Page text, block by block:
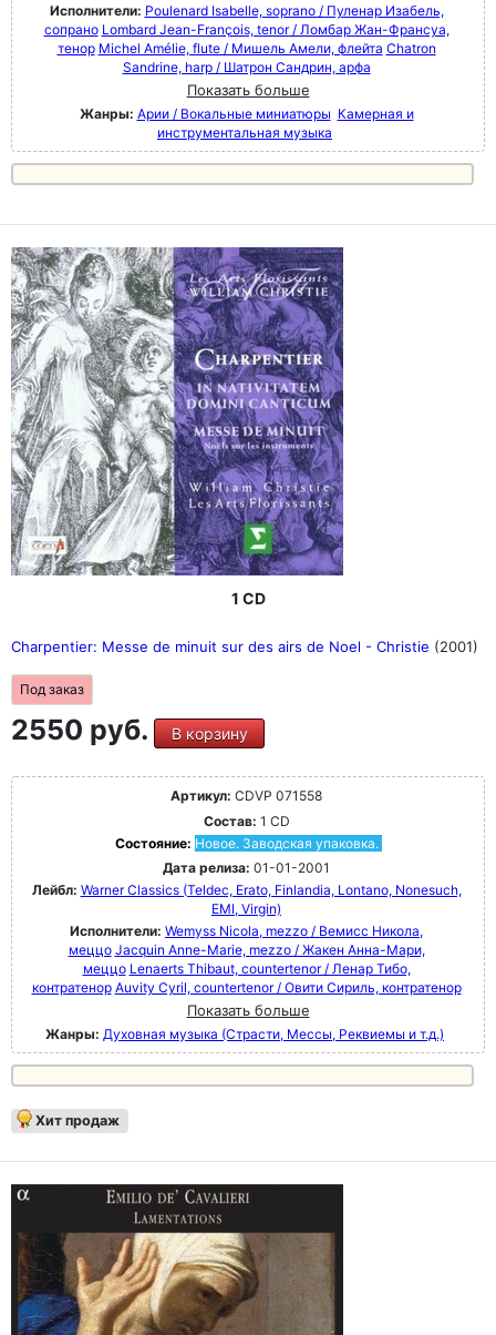
Исполнители: Poulenard Isabelle, soprano / Пуленар Изабель,
сопрано Lombard Jean-François, tenor / Ломбар Жан-Франсуа,
тенор Michel Amélie, flute / Мишель Амели, флейта Chatron
Sandrine, harp / Шатрон Сандрин, арфа
Показать больше
Жанры: Арии / Вокальные миниатюры Камерная и
инструментальная музыка
1 CD
Charpentier: Messe de minuit sur des airs de Noel - Christie (2001)
Под заказ
2550 руб. В корзину
Артикул: CDVP 071558
Состав: 1 CD
Состояние: Новое. Заводская упаковка.
Дата релиза: 01-01-2001
Лейбл: Warner Classics (Teldec, Erato, Finlandia, Lontano, Nonesuch,
EMI, Virgin)
Исполнители: Wemyss Nicola, mezzo / Вемисс Никола,
меццо Jacquin Anne-Marie, mezzo / Жакен Анна-Мари,
меццо Lenaerts Thibaut, countertenor / Ленар Тибо,
контратенор Auvity Cyril, countertenor / Овити Сириль, контратенор
Показать больше
Жанры: Духовная музыка (Страсти, Мессы, Реквиемы и т.д.)
Хит продаж